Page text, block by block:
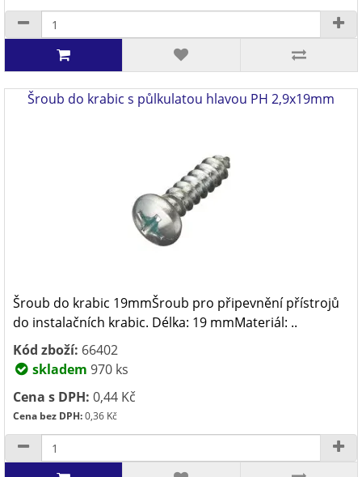
Šroub do krabic s půlkulatou hlavou PH 2,9x19mm
Šroub do krabic 19mmŠroub pro připevnění přístrojů
do instalačních krabic. Délka: 19 mmMateriál: ..
Kód zboží: 66402
skladem 970 ks
Cena s DPH: 0,44 Kč
Cena bez DPH:0,36 Kč